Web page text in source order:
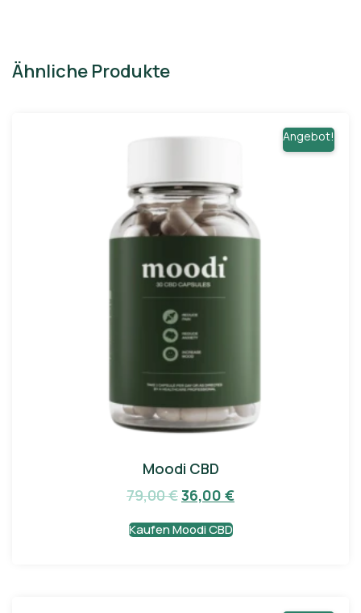
Ähnliche Produkte
Angebot!
Moodi CBD
79,00€36,00 €
Kaufen Moodi CBD